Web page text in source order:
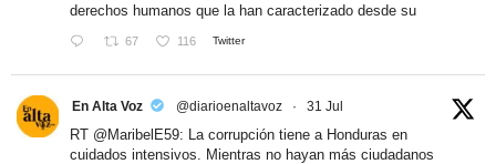
derechos humanos que la han caracterizado desde su
67 116 Twitter
En Alta Voz @diarioenaltavoz · 31 Jul
RT @MaribelE59: La corrupción tiene a Honduras en
cuidados intensivos. Mientras no hayan más ciudadanos